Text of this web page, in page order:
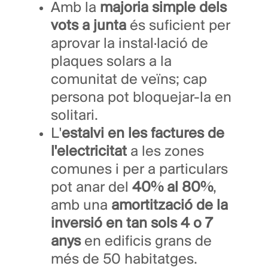
Amb la majoria simple dels
vots a junta és suficient per
aprovar la instal·lació de
plaques solars a la
comunitat de veïns; cap
persona pot bloquejar-la en
solitari.
L'estalvi en les factures de
l'electricitat a les zones
comunes i per a particulars
pot anar del 40% al 80%,
amb una amortització de la
inversió en tan sols 4 o 7
anysen edificis grans de
més de 50 habitatges.